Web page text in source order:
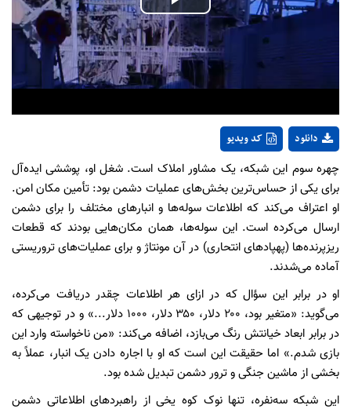
Play
Video
کد ویدیو دانلود
چهره سوم این شبکه، یک مشاور املاک است. شغل او، پوششی ایده‌آل
برای یکی از حساس‌ترین بخش‌های عملیات دشمن بود: تأمین مکان امن.
او اعتراف می‌کند که اطلاعات سوله‌ها و انبارهای مختلف را برای دشمن
ارسال می‌کرده است. این سوله‌ها، همان مکان‌هایی بودند که قطعات
ریزپرنده‌ها (پهپادهای انتحاری) در آن مونتاژ و برای عملیات‌های تروریستی
آماده می‌شدند.
او در برابر این سؤال که در ازای هر اطلاعات چقدر دریافت می‌کرده،
می‌گوید: «متغیر بود، ۲۰۰ دلار، ۳۵۰ دلار، ۱۰۰۰ دلار...» و در توجیهی که
در برابر ابعاد خیانتش رنگ می‌بازد، اضافه می‌کند: «من ناخواسته وارد این
بازی شدم.» اما حقیقت این است که او با اجاره دادن یک انبار، عملاً به
بخشی از ماشین جنگی و ترور دشمن تبدیل شده بود.
این شبکه سه‌نفره، تنها نوک کوه یخی از راهبردهای اطلاعاتی دشمن